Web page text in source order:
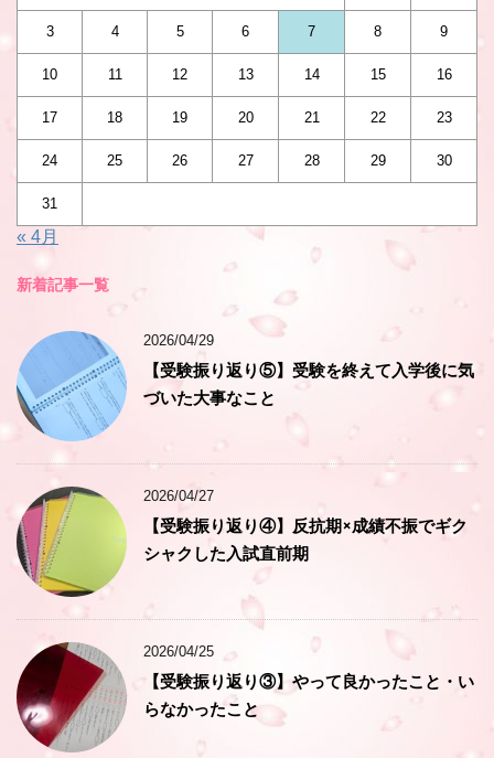
3 4 5 6 7 8 9
10 11 12 13 14 15 16
17 18 19 20 21 22 23
24 25 26 27 28 29 30
31
« 4月
新着記事一覧
2026/04/29
【受験振り返り⑤】受験を終えて入学後に気
づいた大事なこと
2026/04/27
【受験振り返り④】反抗期×成績不振でギク
シャクした入試直前期
2026/04/25
【受験振り返り③】やって良かったこと・い
らなかったこと